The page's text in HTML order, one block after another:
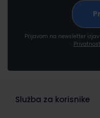
Prijavom na newsletter
Služba za korisnike